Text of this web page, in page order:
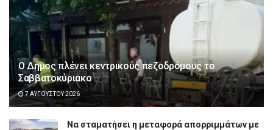
Ο Δήμος πλένει κεντρικούς πεζοδρόμους το
Σαββατοκύριακο
7 ΑΥΓΟΎΣΤΟΥ 2026
Να σταματήσει η μεταφορά απορριμμάτων με